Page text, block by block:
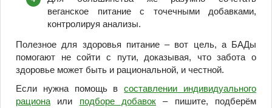
веганское питание с точечными добавками,
контролируя анализы.
Полезное для здоровья питание – вот цель, а БАДы
помогают не сойти с пути, доказывая, что забота о
здоровье может быть и рациональной, и честной.
Если нужна помощь всоставлении индивидуального
рациона или подборе добавок – пишите, подберём